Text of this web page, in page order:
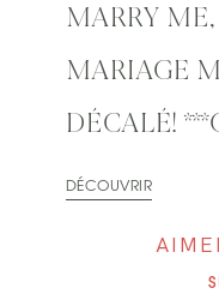
MARRY
MARIAGE
DÉCALÉ!
DÉCOUVRIR